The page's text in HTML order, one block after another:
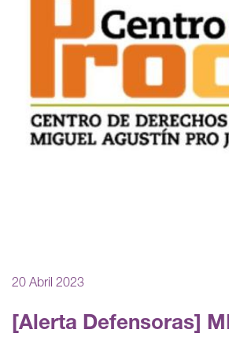
20 Abril 2023
[Alerta Defensoras]